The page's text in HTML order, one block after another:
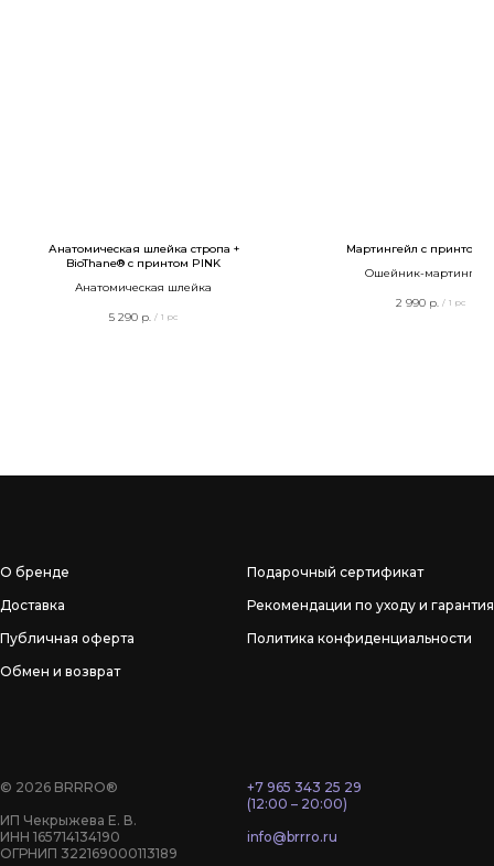
Анатомическая шлейка cтропа +
BioThane® с принтом PINK
Анатомическая шлейка
5 290 р. / 1 pc
Мартингейл с принтом
Ошейник-мартингейл
2 990 р. / 1 pc
О бренде
Доставка
Публичная оферта
Обмен и возврат
Подарочный сертификат
Рекомендации по уходу и гарантия
Политика конфиденциальности
© 2026 BRRRO®
ИП Чекрыжева Е. В.
ИНН 165714134190
ОГРНИП 322169000113189
+7 965 343 25 29
(12:00 – 20:00)
info@brrro.ru